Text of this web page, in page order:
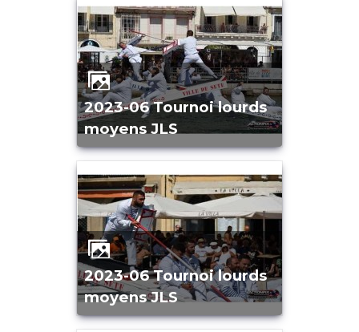
2023-06 Tournoi lourds
moyens JLS
2023-06 Tournoi lourds
moyens JLS